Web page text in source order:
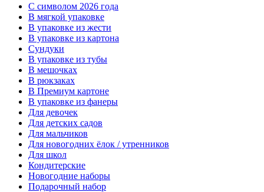
C символом 2026 года
В мягкой упаковке
В упаковке из жести
В упаковке из картона
Сундуки
В упаковке из тубы
В мешочках
В рюкзаках
В Премиум картоне
В упаковке из фанеры
Для девочек
Для детских садов
Для мальчиков
Для новогодних ёлок / утренников
Для школ
Кондитерские
Новогодние наборы
Подарочный набор